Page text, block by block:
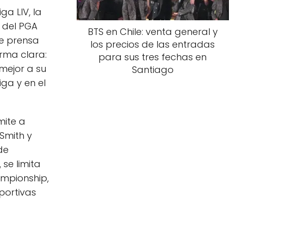
LIV, la
PGA
prensa
clara:
a su
y en el
a
y
limita
BTS en Chile: venta general y
los precios de las entradas
para sus tres fechas en
Santiago